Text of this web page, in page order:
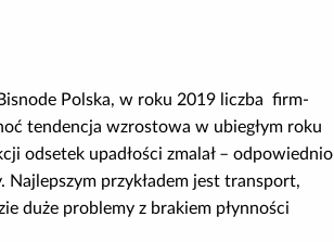
Polska, w roku 2019 liczba firm-
tendencja wzrostowa w ubiegłym roku
odsetek upadłości zmalał – odpowiednio
przykładem jest transport,
duże problemy z brakiem płynności